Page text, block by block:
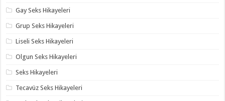
Gay Seks Hikayeleri
Grup Seks Hikayeleri
Liseli Seks Hikayeleri
Olgun Seks Hikayeleri
Seks Hikayeleri
Tecavüz Seks Hikayeleri